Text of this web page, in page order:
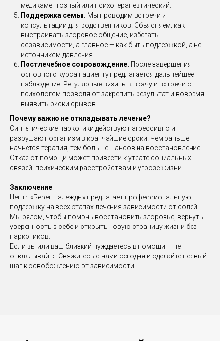
медикаментозный или психотерапевтический.
Поддержка семьи. Мы проводим встречи и
консультации для родственников. Объясняем, как
выстраивать здоровое общение, избегать
созависимости, а главное — как быть поддержкой, а не
источником давления.
Постлечебное сопровождение. После завершения
основного курса пациенту предлагается дальнейшее
наблюдение. Регулярные визиты к врачу и встречи с
психологом позволяют закрепить результат и вовремя
выявить риски срывов.
Почему важно не откладывать лечение?
Синтетические наркотики действуют агрессивно и
разрушают организм в кратчайшие сроки. Чем раньше
начнётся терапия, тем больше шансов на восстановление.
Отказ от помощи может привести к утрате социальных
связей, психическим расстройствам и угрозе жизни.
Заключение
Центр «Берег Надежды» предлагает профессиональную
поддержку на всех этапах лечения зависимости от солей.
Мы рядом, чтобы помочь восстановить здоровье, вернуть
уверенность в себе и открыть новую страницу жизни без
наркотиков.
Если вы или ваш близкий нуждаетесь в помощи — не
откладывайте. Свяжитесь с нами сегодня и сделайте первый
шаг к освобождению от зависимости.